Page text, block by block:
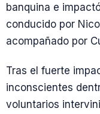
banquina e
conducido por
acompañado por
Tras el fuerte
inconscientes
voluntarios